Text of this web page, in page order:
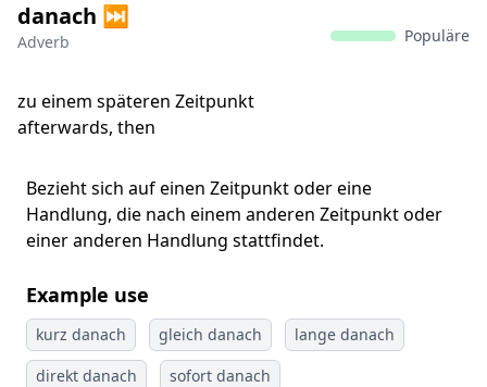
danach ⏭️
Adverb Populäre
zu einem späteren Zeitpunkt
afterwards, then
Bezieht sich auf einen Zeitpunkt oder eine
Handlung, die nach einem anderen Zeitpunkt oder
einer anderen Handlung stattfindet.
Example use
kurz danach gleich danach
lange danach
direkt danach
sofort danach